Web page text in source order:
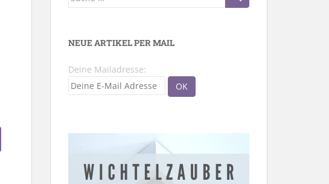
NEUE ARTIKEL PER MAIL
Deine Mailadresse: